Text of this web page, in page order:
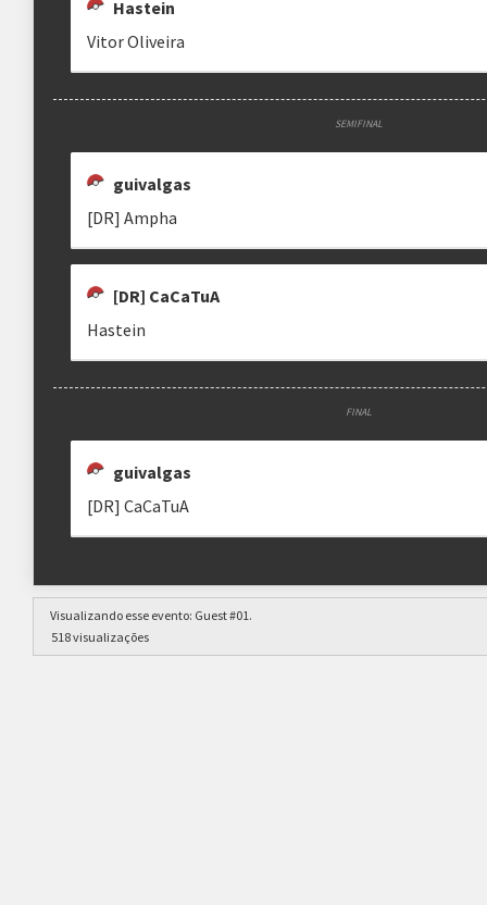
Hastein
Vitor Oliveira
SEMIFINAL
guivalgas
[DR] Ampha
[DR] CaCaTuA
Hastein
FINAL
guivalgas
[DR] CaCaTuA
Visualizando esse evento: Guest #01.
518 visualizações